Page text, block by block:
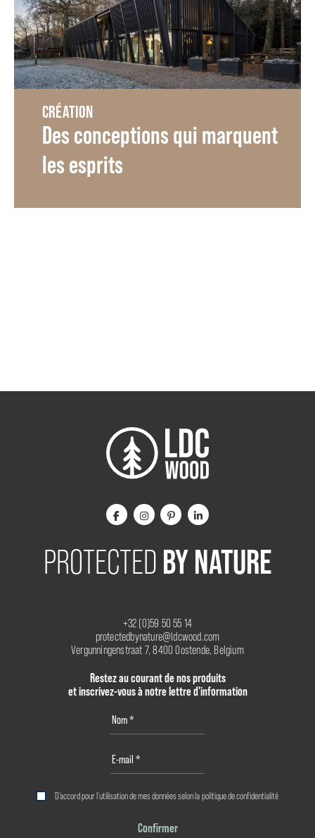
CRÉATION
Des conceptions qui marquent
les esprits
PROTECTED BY NATURE
+32 (0)59 50 55 14
protectedbynature@ldcwood.com
Vergunningenstraat 7, 8400 Oostende, Belgium
Restez au courant de nos produits
et inscrivez-vous à notre lettre d'information
D'accord pour l'utilisation de mes données selon lapolitique de confidentialité
Confirmer